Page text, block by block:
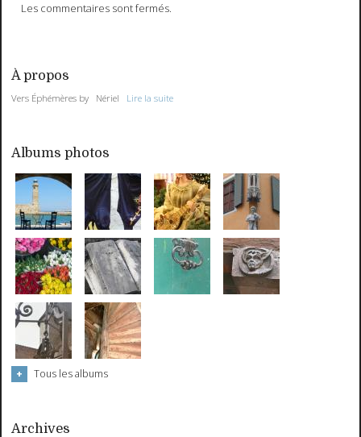
Les commentaires sont fermés.
À propos
Vers Éphémères by Nériel Lire la suite
Albums photos
Tous les albums
Archives